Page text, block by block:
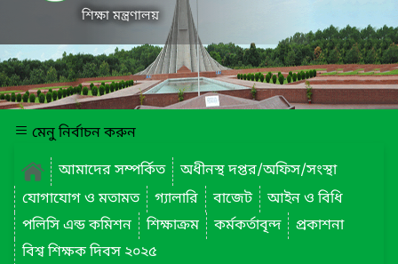
শিক্ষা মন্ত্রণালয়
মেনু নির্বাচন করুন
আমাদের সম্পর্কিত
অধীনস্থ দপ্তর/অফিস/সংস্থা
যোগাযোগ ও মতামত
গ্যালারি বাজেট
আইন ও বিধি
পলিসি এন্ড কমিশন
শিক্ষাক্রম কর্মকর্তাবৃন্দ
প্রকাশনা
বিশ্ব শিক্ষক দিবস ২০২৫